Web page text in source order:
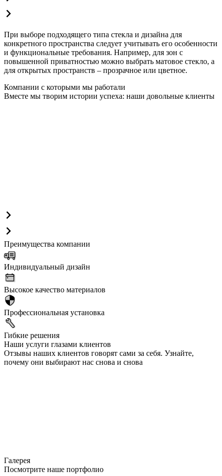
При выборе подходящего типа стекла и дизайна для
конкретного пространства следует учитывать его особенности
и функциональные требования. Например, для зон с
повышенной приватностью можно выбрать матовое стекло, а
для открытых пространств – прозрачное или цветное.
Компании с которыми мы работали
Вместе мы творим истории успеха: наши довольные клиенты
Преимущества компании
Индивидуальный дизайн
Высокое качество материалов
Профессиональная установка
Гибкие решения
Наши услуги глазами клиентов
Отзывы наших клиентов говорят сами за себя. Узнайте,
почему они выбирают нас снова и снова
Галерея
Посмотрите наше портфолио